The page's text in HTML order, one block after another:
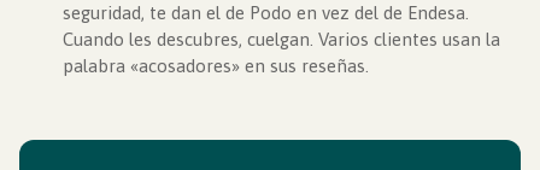
seguridad, te dan el de Podo en vez del de Endesa.
Cuando les descubres, cuelgan. Varios clientes usan la
palabra «acosadores» en sus reseñas.